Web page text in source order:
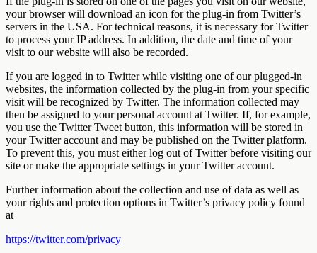
your browser will download an icon for the plug-in from Twitter’s
servers in the USA. For technical reasons, it is necessary for Twitter
to process your IP address. In addition, the date and time of your
visit to our website will also be recorded.
If you are logged in to Twitter while visiting one of our plugged-in
websites, the information collected by the plug-in from your specific
visit will be recognized by Twitter. The information collected may
then be assigned to your personal account at Twitter. If, for example,
you use the Twitter Tweet button, this information will be stored in
your Twitter account and may be published on the Twitter platform.
To prevent this, you must either log out of Twitter before visiting our
site or make the appropriate settings in your Twitter account.
Further information about the collection and use of data as well as
your rights and protection options in Twitter’s privacy policy found
at
https://twitter.com/privacy